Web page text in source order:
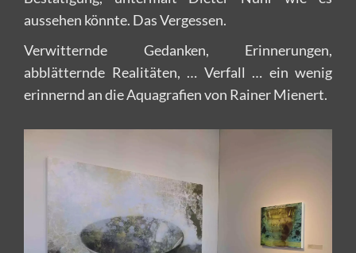
aussehen könnte. Das Vergessen.
Verwitternde Gedanken, Erinnerungen,
abblätternde Realitäten, … Verfall … ein wenig
erinnernd an die Aquagrafien von Rainer Mienert.